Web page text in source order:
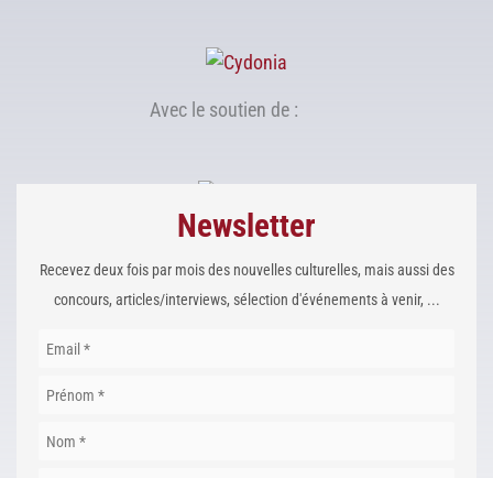
Avec le soutien de :
Newsletter
Recevez deux fois par mois des nouvelles culturelles, mais aussi des
concours, articles/interviews, sélection d'événements à venir, ...